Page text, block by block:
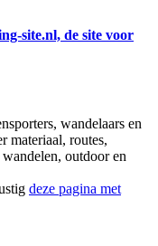
site.nl, de site voor
wandelaars en
materiaal, routes,
outdoor en
deze pagina met